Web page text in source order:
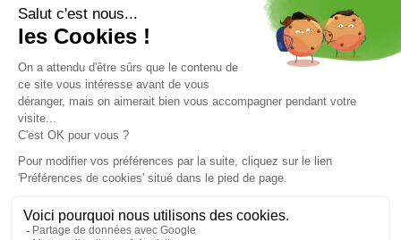
Taille en stock
35/36
MONNET Trek Expert /rose
Taille en stock
MONNET Mid Air /noir rouge